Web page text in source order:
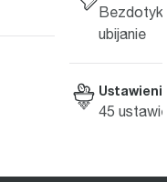
ubijanie
45